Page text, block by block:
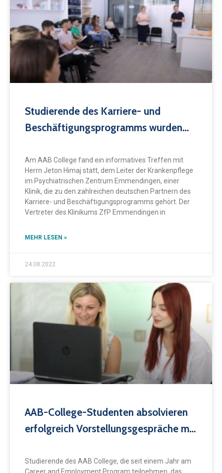
Studierende des Karriere- und
Beschäftigungsprogramms wurden
dem Psychiatriezentrum ZfP
Emmendingen, besucht
Am AAB College fand ein informatives Treffen mit
Herrn Jeton Himaj statt, dem Leiter der Krankenpflege
im Psychiatrischen Zentrum Emmendingen, einer
Klinik, die zu den zahlreichen deutschen Partnern des
Karriere- und Beschäftigungsprogramms gehört. Der
Vertreter des Klinikums ZfP Emmendingen in
MEHR LESEN »
24.08.2022
AAB-College-Studenten absolvieren
erfolgreich Vorstellungsgespräche mit
Studierende des AAB College, die seit einem Jahr am